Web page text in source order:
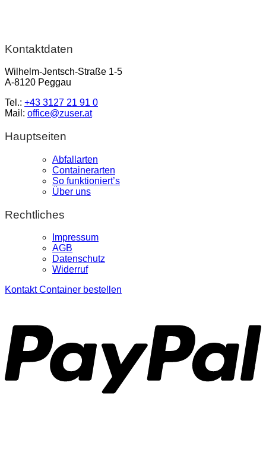
Kontaktdaten
Wilhelm-Jentsch-Straße 1-5
A-8120 Peggau
Tel.: +43 3127 21 91 0
Mail: office@zuser.at
Hauptseiten
Abfallarten
Containerarten
So funktioniert’s
Über uns
Rechtliches
Impressum
AGB
Datenschutz
Widerruf
Kontakt Container bestellen